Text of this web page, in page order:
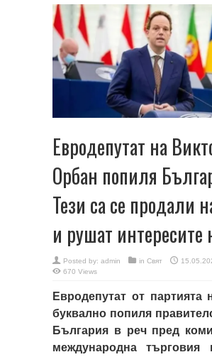
Евродепутат на
Орбан попиля
Тези са се продали
и рушат интересите
Posted by: admin in Свят
670 Views
Евродепутат от партията
буквално попиля
България в реч пред
международна